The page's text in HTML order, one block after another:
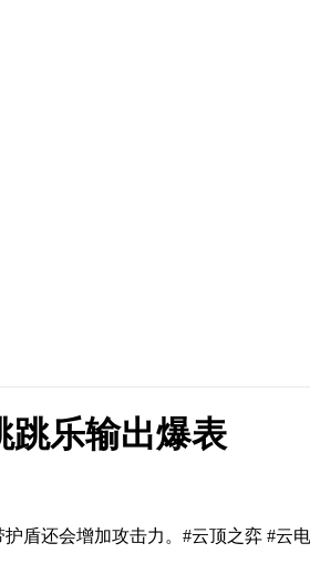
跳乐输出爆表
盾还会增加攻击力。#云顶之弈 #云